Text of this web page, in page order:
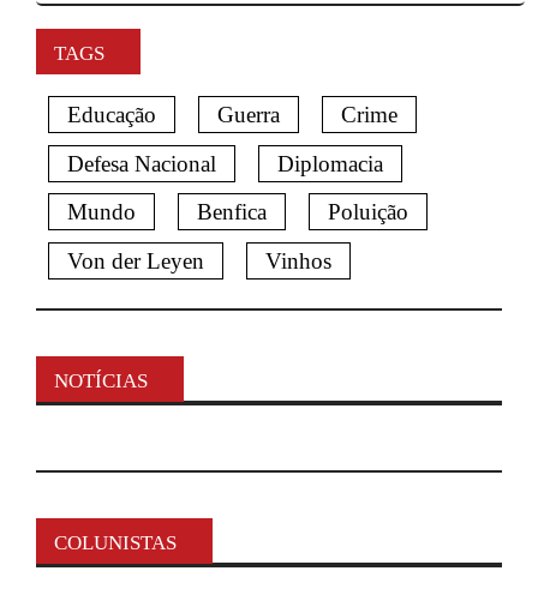
TAGS
Educação Guerra
Crime
Defesa Nacional
Diplomacia
Mundo
Benfica
Poluição
Von der Leyen
Vinhos
NOTÍCIAS
COLUNISTAS